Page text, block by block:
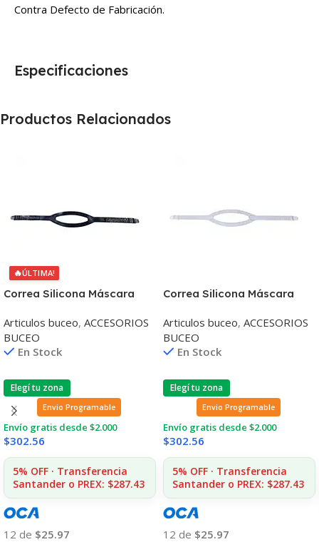
Contra Defecto de Fabricación.
Especificaciones
Productos Relacionados
🔥ÚLTIMA!
Correa Silicona Máscara
Articulos buceo, ACCESORIOS
BUCEO
En Stock
Elegí tu zona
Envio Programable
Envío gratis desde $2.000
$302.56
5% OFF · Transferencia
Santander o PREX: $287.43
12 de $25.97
Correa Silicona Máscara
Articulos buceo, ACCESORIOS
BUCEO
En Stock
Elegí tu zona
Envio Programable
Envío gratis desde $2.000
$302.56
5% OFF · Transferencia
Santander o PREX: $287.43
12 de $25.97